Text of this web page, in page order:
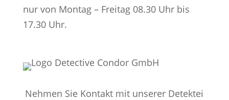
nur von Montag – Freitag 08.30 Uhr bis
17.30 Uhr.
Nehmen Sie Kontakt mit unserer Detektei